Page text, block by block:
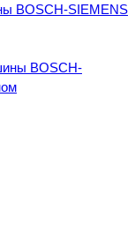
BOSCH-SIEMENS